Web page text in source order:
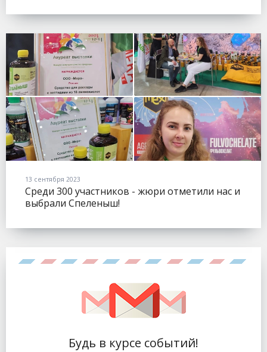
13 сентября 2023
Среди 300 участников - жюри отметили нас и
выбрали Спеленыш!
Будь в курсе событий!